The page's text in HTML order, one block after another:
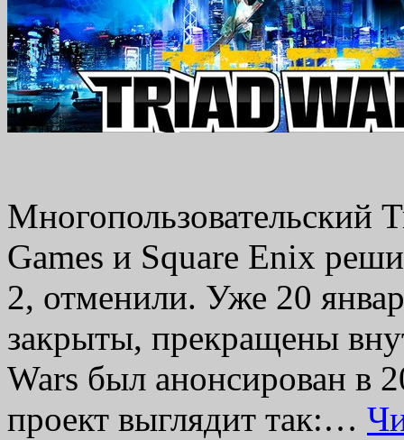
Многопользовательский
Games и Square Enix
2, отменили. Уже 20
закрыты, прекращены
Wars был анонсирован в
проект выглядит так:…